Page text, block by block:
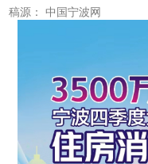
稿源： 中国宁波网